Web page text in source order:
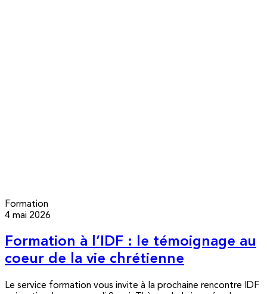
Formation
4 mai 2026
Formation à l’IDF : le témoignage au
coeur de la vie chrétienne
Le service formation vous invite à la prochaine rencontre IDF